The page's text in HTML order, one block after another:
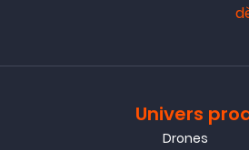
Univers
Drones